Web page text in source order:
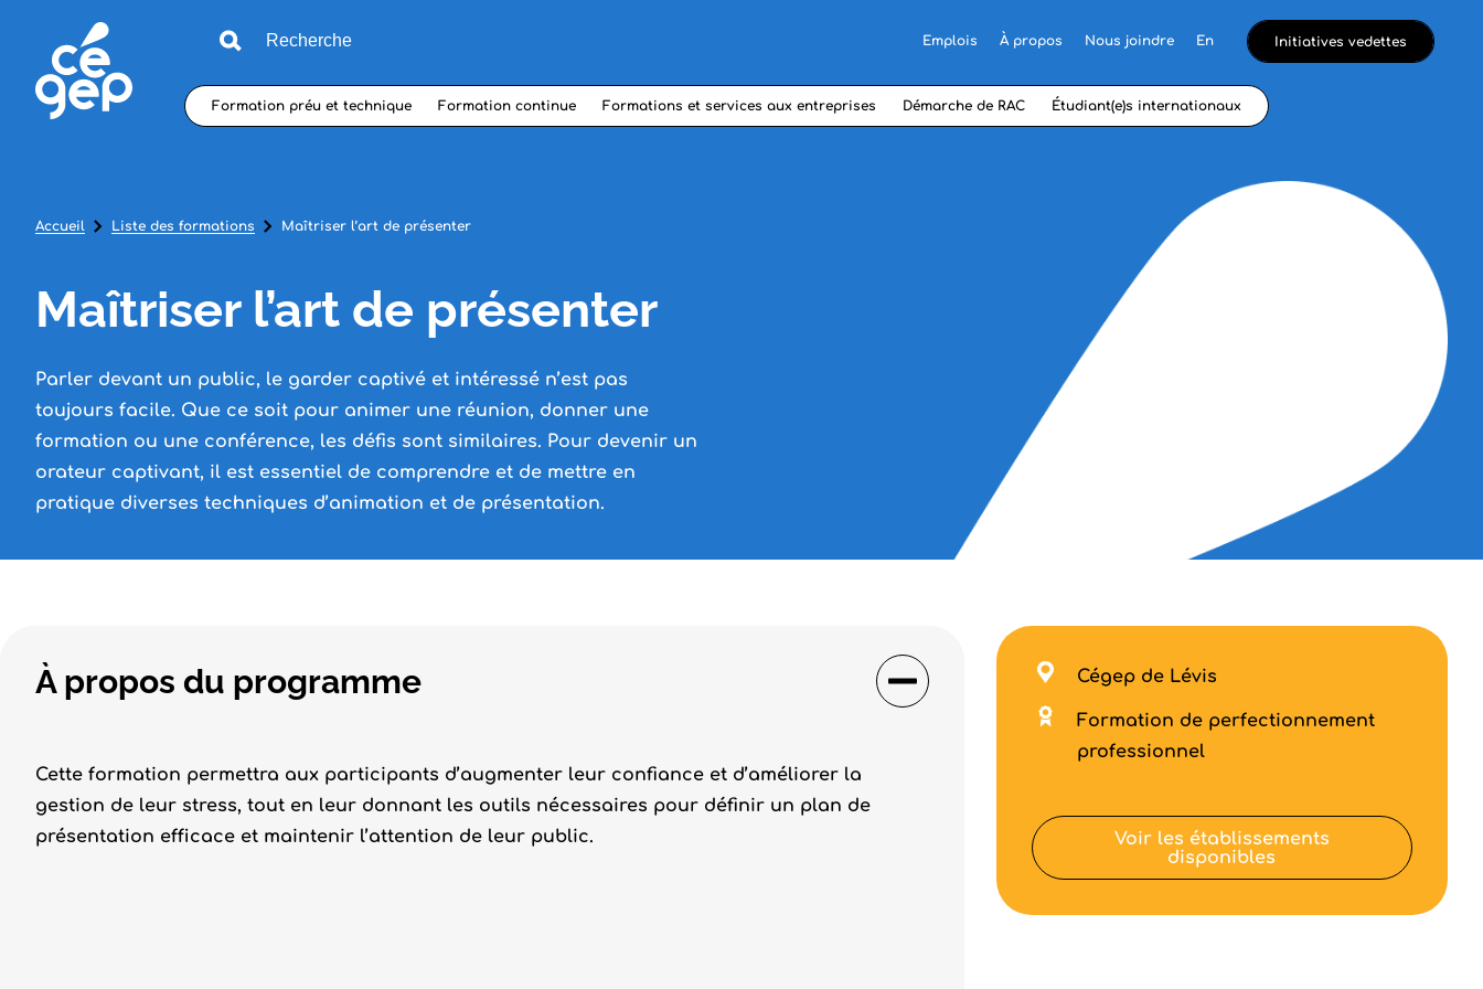
Emplois À propos Nous joindre En Initiatives vedettes
Formation préu et technique Formation continue Formations et services aux entreprises Démarche de RAC Étudiant(e)s internationaux
Accueil Liste des formations Maîtriser l’art de présenter
Maîtriser l’art de présenter
Parler devant un public, le garder captivé et intéressé n’est pas
toujours facile. Que ce soit pour animer une réunion, donner une
formation ou une conférence, les défis sont similaires. Pour devenir un
orateur captivant, il est essentiel de comprendre et de mettre en
pratique diverses techniques d’animation et de présentation.
À propos du programme
Cette formation permettra aux participants d’augmenter leur confiance et d’améliorer la
gestion de leur stress, tout en leur donnant les outils nécessaires pour définir un plan de
présentation efficace et maintenir l’attention de leur public.
Cégep de Lévis
Formation de perfectionnement
professionnel
Voir les établissements
disponibles